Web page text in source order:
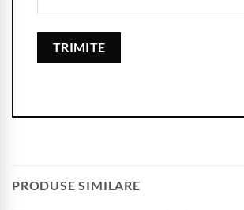
PRODUSE SIMILARE